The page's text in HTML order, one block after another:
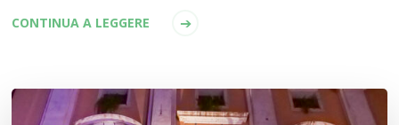
CONTINUA A LEGGERE